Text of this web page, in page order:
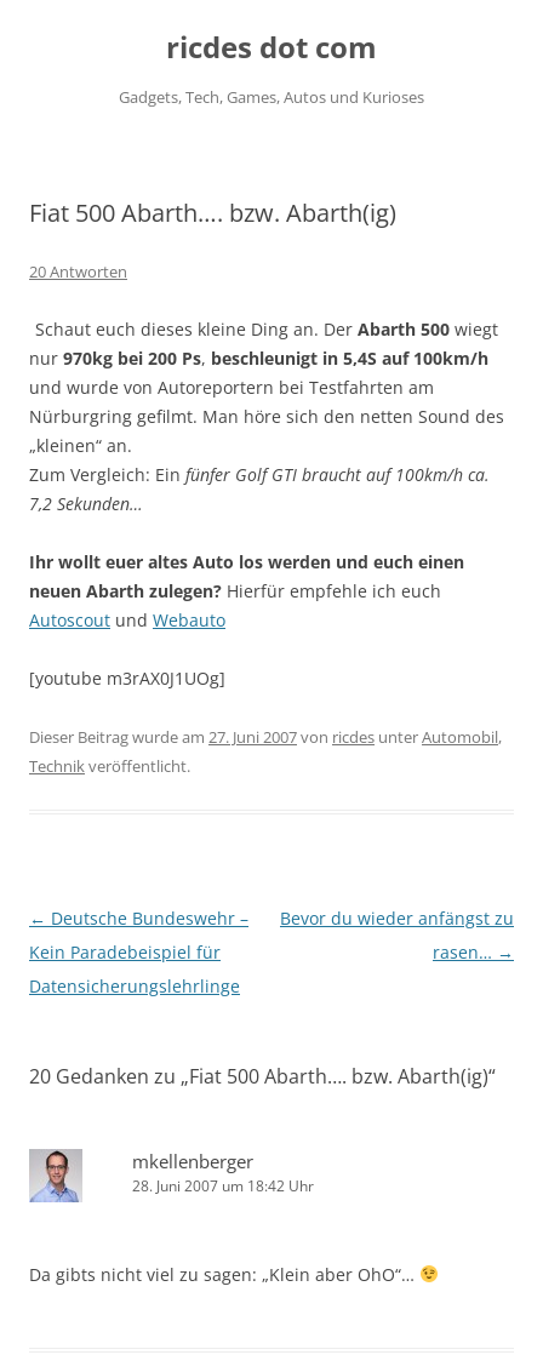
ricdes dot com
Gadgets, Tech, Games, Autos und Kurioses
Fiat 500 Abarth…. bzw. Abarth(ig)
20 Antworten
Schaut euch dieses kleine Ding an. Der Abarth 500 wiegt
nur 970kg bei 200 Ps, beschleunigt in 5,4S auf 100km/h
und wurde von Autoreportern bei Testfahrten am
Nürburgring gefilmt. Man höre sich den netten Sound des
„kleinen“ an.
Zum Vergleich: Ein fünfer Golf GTI braucht auf 100km/h ca.
7,2 Sekunden…
Ihr wollt euer altes Auto los werden und euch einen
neuen Abarth zulegen? Hierfür empfehle ich euch
Autoscout und Webauto
[youtube m3rAX0J1UOg]
Dieser Beitrag wurde am 27. Juni 2007von ricdes unterAutomobil,
Technikveröffentlicht.
Beitragsnavigation
← Deutsche Bundeswehr –
Kein Paradebeispiel für
Datensicherungslehrlinge
Bevor du wieder anfängst zu
rasen… →
20 Gedanken zu „Fiat 500 Abarth…. bzw. Abarth(ig)“
mkellenberger
28. Juni 2007 um 18:42 Uhr
Da gibts nicht viel zu sagen: „Klein aber OhO“…